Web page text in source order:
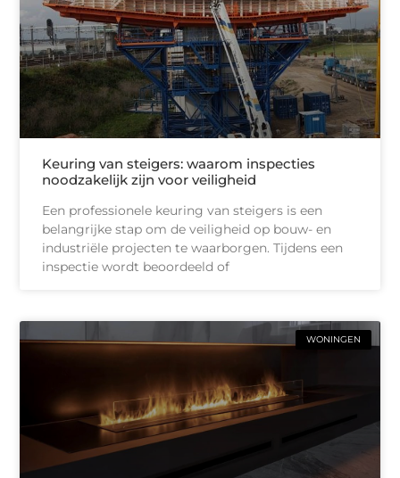
Keuring van steigers: waarom inspecties
noodzakelijk zijn voor veiligheid
Een professionele keuring van steigers is een
belangrijke stap om de veiligheid op bouw- en
industriële projecten te waarborgen. Tijdens een
inspectie wordt beoordeeld of
WONINGEN